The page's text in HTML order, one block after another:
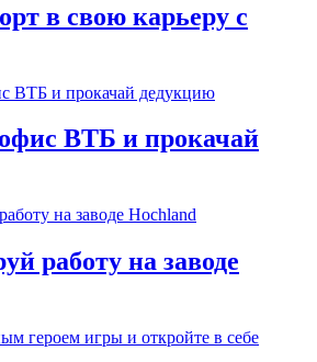
в свою карьеру с
ВТБ и прокачай
работу на заводе